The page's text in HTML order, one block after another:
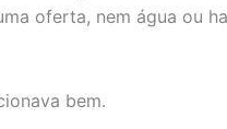
oferta, nem água ou
bem.